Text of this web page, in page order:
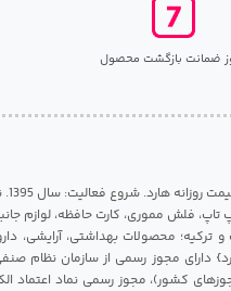
فلش مموری، کارت حافظه، لوازم
و ترکیه؛ محصولات بهداشتی، آرایشی،
دارای مجوز رسمی از سازمان نظام
کشور)، مجوز رسمی نماد اعتماد